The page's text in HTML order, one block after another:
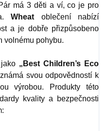
má 3 děti a ví, co je pro
Wheat oblečení nabízí
a je dobře přizpůsobeno
volnému pohybu.
„Best Children’s Eco
svou odpovědností k
výrobou. Produkty této
kvality a bezpečnosti